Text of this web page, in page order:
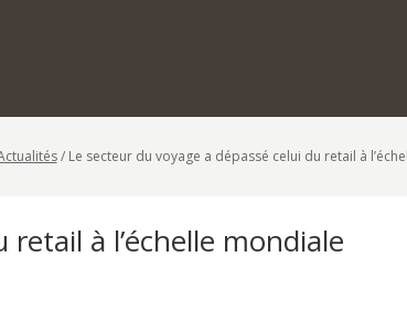
/ Le secteur du voyage a dépassé celui du retail à
à l’échelle mondiale